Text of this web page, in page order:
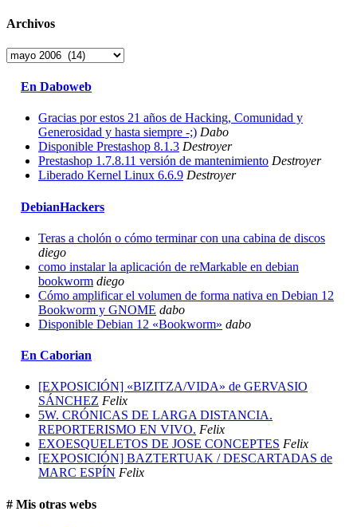
Archivos
Archivos
En Daboweb
Gracias por estos 21 años de Hacking, Comunidad y
Generosidad y hasta siempre -;) Dabo
Disponible Prestashop 8.1.3 Destroyer
Prestashop 1.7.8.11 versión de mantenimiento Destroyer
Liberado Kernel Linux 6.6.9 Destroyer
DebianHackers
Teras a cholón o cómo terminar con una cabina de discos
diego
como instalar la aplicación de reMarkable en debian
bookworm diego
Cómo amplificar el volumen de forma nativa en Debian 12
Bookworm y GNOME dabo
Disponible Debian 12 «Bookworm» dabo
En Caborian
[EXPOSICIÓN] «BIZITZA/VIDA» de GERVASIO
SÁNCHEZ Felix
5W. CRÓNICAS DE LARGA DISTANCIA.
REPORTERISMO EN VIVO. Felix
EXOESQUELETOS DE JOSE CONCEPTES Felix
[EXPOSICIÓN] BAZTERTUAK / DESCARTADAS de
MARC ESPÍN Felix
# Mis otras webs